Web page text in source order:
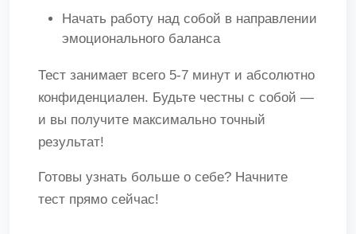
Начать работу над собой в направлении
эмоционального баланса
Тест занимает всего 5-7 минут и абсолютно
конфиденциален. Будьте честны с собой —
и вы получите максимально точный
результат!
Готовы узнать больше о себе? Начните
тест прямо сейчас!